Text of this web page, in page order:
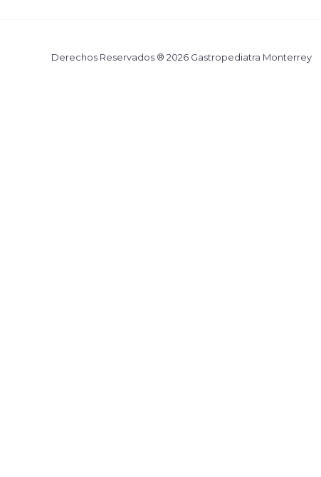
Derechos Reservados ® 2026 Gastropediatra Monterrey